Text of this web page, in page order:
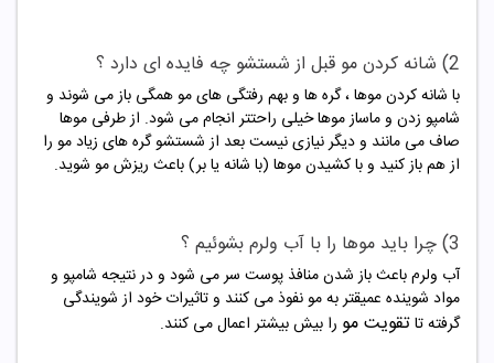
2) شانه کردن مو قبل از شستشو چه فایده ای دارد ؟
با شانه کردن موها ، گره ها و بهم رفتگی های مو همگی باز می شوند و
شامپو زدن و ماساز موها خیلی راحتتر انجام می شود. از طرفی موها
صاف می مانند و دیگر نیازی نیست بعد از شستشو گره های زیاد مو را
از هم باز کنید و با کشیدن موها (با شانه یا بر) باعث ریزش مو شوید.
3) چرا باید موها را با آب ولرم بشوئیم ؟
آب ولرم باعث باز شدن منافذ پوست سر می شود و در نتیجه شامپو و
مواد شوینده عمیقتر به مو نفوذ می کنند و تاثیرات خود از شویندگی
گرفته تاتقویت مو را بیش بیشتر اعمال می کنند.